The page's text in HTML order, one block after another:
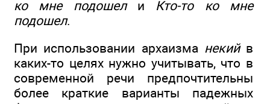
ко мне подошели Кто-то ко мне
подошел.
При использовании архаизма некийв
каких-то целях нужно учитывать, что в
современной речи предпочтительны
более краткие варианты падежных